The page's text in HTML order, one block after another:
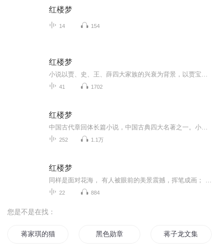
红楼梦
14 154
红楼梦
41 1702
红楼梦
252 1.1万
红楼梦
22 884
您是不是在找：
蒋家琪的猫 黑色勋章 蒋子龙文集12人